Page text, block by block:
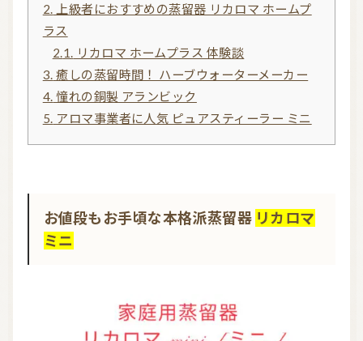
2. 上級者におすすめの蒸留器 リカロマ ホームプ
ラス
2.1. リカロマ ホームプラス 体験談
3. 癒しの蒸留時間！ ハーブウォーターメーカー
4. 憧れの銅製 アランビック
5. アロマ事業者に人気 ピュアスティーラー ミニ
お値段もお手頃な本格派蒸留器 リカロマ
ミニ